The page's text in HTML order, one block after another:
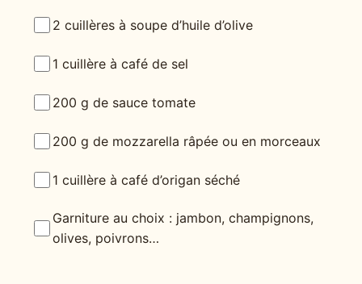
2 cuillères à soupe d’huile d’olive
1 cuillère à café de sel
200 g de sauce tomate
200 g de mozzarella râpée ou en morceaux
1 cuillère à café d’origan séché
Garniture au choix : jambon, champignons,
olives, poivrons…